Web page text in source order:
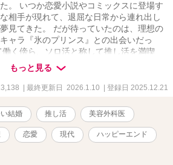
。 いつか恋愛小説やコミックスに登場す
相手が現れて、退屈な日常から連れ出し
見てきた。 だが待っていたのは、理想の
ャラ『氷のプリンス』との出会いだっ
く傍ら、ソロ活と称して推し活を満喫
縁談話が舞い込んでくるのだが、見合い
れてしまう。 そこに現れたのが、なんと
っくりな美容外科医・鷹村央輔だった。
た矢先、伯母の提案により央輔と見合い
きっかけで利害一致のソロ活婚をするこ
んかソックリだけど、無表情で無愛想だ
。絶対に好きになんかならない。そう思
激似の甘い美貌で情熱的に迫られて、身
もっと見る
| 最終更新日 2026.1.10 | 登録日 2025.12.21
結婚 推し活 美容外科医
恋愛 現代 ハッピーエンド